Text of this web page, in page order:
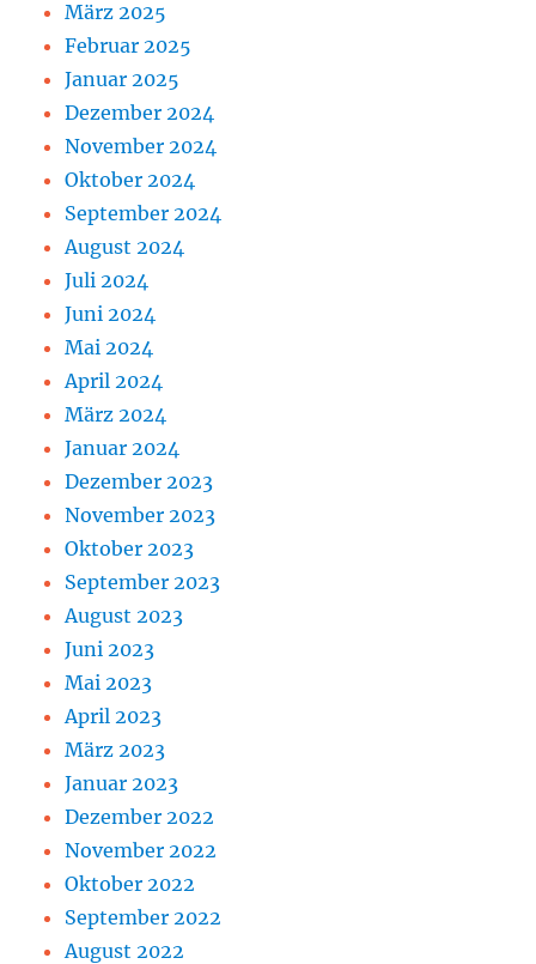
März 2025
Februar 2025
Januar 2025
Dezember 2024
November 2024
Oktober 2024
September 2024
August 2024
Juli 2024
Juni 2024
Mai 2024
April 2024
März 2024
Januar 2024
Dezember 2023
November 2023
Oktober 2023
September 2023
August 2023
Juni 2023
Mai 2023
April 2023
März 2023
Januar 2023
Dezember 2022
November 2022
Oktober 2022
September 2022
August 2022